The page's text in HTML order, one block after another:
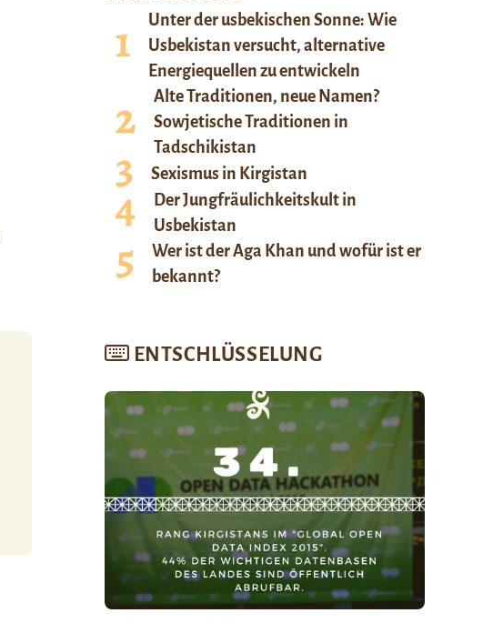
Unter der usbekischen Sonne: Wie
Usbekistan versucht, alternative
Energiequellen zu entwickeln
Alte Traditionen, neue Namen?
Sowjetische Traditionen in
Tadschikistan
Sexismus in Kirgistan
Der Jungfräulichkeitskult in
Usbekistan
Wer ist der Aga Khan und wofür ist er
bekannt?
ENTSCHLÜSSELUNG